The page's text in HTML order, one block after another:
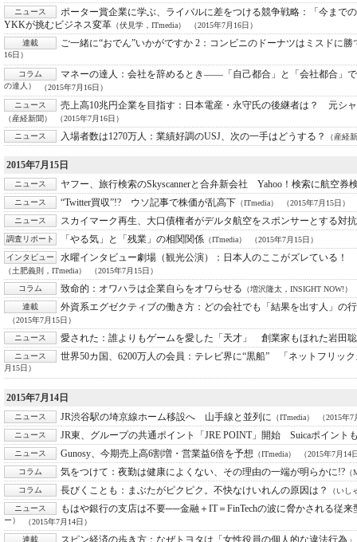
ニュース
ポーター賞企業に学ぶ、ライバルに差をつける競争戦略：
「今まで
YKKが挑むビジネス変革 （伏見学，ITmedia）
（2015年7月16日）
連載
ご一緒に“おでん”いかがですか 2： コンビニのドーナツはミスドに勝
16日）
コラム マネーの達人： 会社を辞めるとき――「自己都合」と「会社都合」
の達人）
（2015年7月16日）
ニュース
売上高10兆円企業を目指す： 日本電産・永守氏の後継者は？ 元シ
（産経新聞）
（2015年7月16日）
ニュース
入場者数は1270万人： 業績好調のUSJ、次の一手はどうする？ （産経
2015年7月15日
ニュース ヤフー、旅行検索のSkyscannerと合弁新会社 Yahoo！検索に航空券
ニュース “Twitter買収”!? ウソ記事で株価が乱高下 （ITmedia）
（2015年7月15日）
ニュース
スカイマーク再生、大口債権者がデルタ航空をスポンサーとする対
調査リポート 「やる気」と「残業」の相関関係 （ITmedia）
（2015年7月15日）
インタビュー
水曜インタビュー劇場（観光公演）： 日本人のここがズレている！
（土肥義則，ITmedia）
（2015年7月15日）
コラム
致命的： オワハラは企業自らをオワらせる （増沢隆太，INSIGHT NOW!）
連載
外資系エグゼクティブの働き方： どの会社でも「結果を出す人」の
（2015年7月15日）
ニュース
愛された： 誰よりもゲームを愛した「天才」 創業家もほれた岩田
ニュース 世界50カ国、6200万人の会員： テレビ界に“黒船” 「ネットフリッ
月15日）
2015年7月14日
ニュース JR渋谷駅の埼京線ホーム移設へ 山手線と並列に （ITmedia）
（2015年
ニュース
JR東、グループの共通ポイント「JRE POINT」開始 Suicaポイント
ニュース Gunosy、今期売上高6割増・営業益6倍を予想 （ITmedia）
（2015年7月14
コラム
気をつけて： 夜勤は健康によくない、その理由の一端が明らかに!?
コラム
長びくことも： まぶたがピクピク。不快なけいれんの原因は？
（いし
ニュース
もはや銀行の支店は不要──金融＋IT＝FinTechの波に脅かされる従来
ー）
（2015年7月14日）
連載
スピン経済の歩き方： なぜトヨタは「女性役員の個人的な違法行為